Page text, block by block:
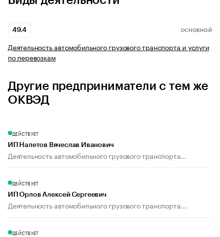
49.4 ОСНОВНОЙ
Деятельность автомобильного грузового транспорта и услуги
по перевозкам
Другие предприниматели с тем же
ОКВЭД
ДЕЙСТВУЕТ
ИП Налетов Вячеслав Иванович
Деятельность автомобильного грузового транспорта...
ДЕЙСТВУЕТ
ИП Орлов Алексей Сергеевич
Деятельность автомобильного грузового транспорта...
ДЕЙСТВУЕТ